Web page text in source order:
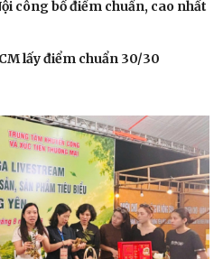
công bố điểm chuẩn, cao nhất
lấy điểm chuẩn 30/30